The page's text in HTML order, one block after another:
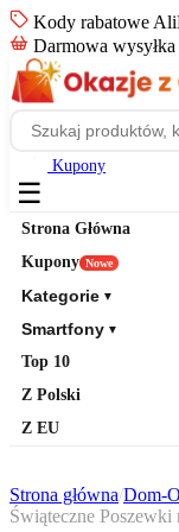
Kody rabatowe
Darmowa
Kupony
☰
Strona Główna
Kupony Nowe
Kategorie ▼
Smartfony ▼
Top 10
Z Polski
Z EU
Strona główna/Dom-
Świąteczne